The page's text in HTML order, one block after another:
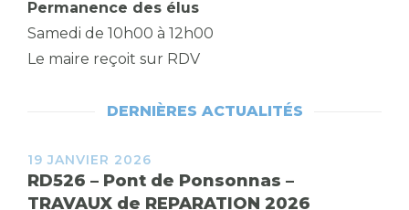
Permanence des élus
Samedi de 10h00 à 12h00
Le maire reçoit sur RDV
DERNIÈRES ACTUALITÉS
19 JANVIER 2026
RD526 – Pont de Ponsonnas –
TRAVAUX de REPARATION 2026